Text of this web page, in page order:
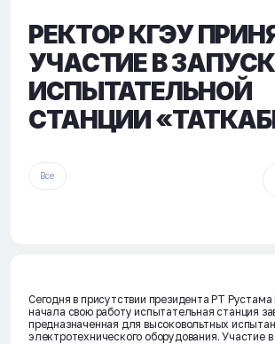
РЕКТОР КГЭУ
УЧАСТИЕ В
ИСПЫТАТЕЛЬНОЙ
СТАНЦИИ
Все
Сегодня в присутствии президента РТ
начала свою работу испытательная станция
предназначенная для высоковольтных
электротехнического оборудования. Участие